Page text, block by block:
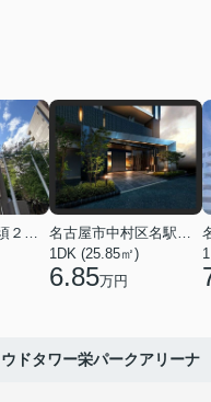
名古屋市中区大須２丁目
名古屋市中村区名駅南３丁目
1DK (25.85㎡)
6.85万円
ドタワー栄パークアリーナ